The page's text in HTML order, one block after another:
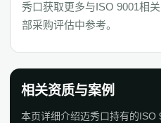
秀口获取更多与ISO 9001相
部采购评估中参考。
相关资质与案例
本页详细介绍迈秀口持有的